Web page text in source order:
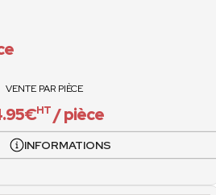
VENTE PAR PIÈCE
HT/ pièce
INFORMATIONS
pièce